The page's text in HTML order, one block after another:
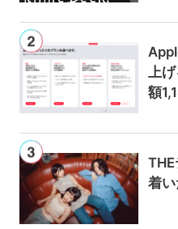
上
額
着い